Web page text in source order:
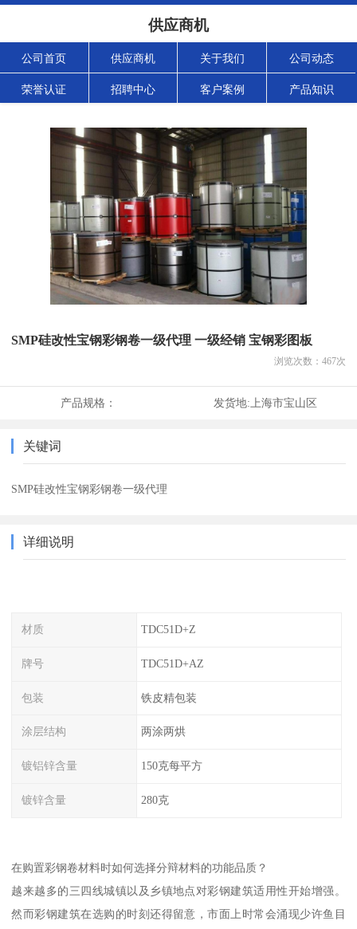
供应商机
公司首页 供应商机 关于我们 公司动态
荣誉认证 招聘中心 客户案例 产品知识
SMP硅改性宝钢彩钢卷一级代理 一级经销 宝钢彩图板
浏览次数： 467次
产品规格： 发货地: 上海市宝山区
关键词
SMP硅改性宝钢彩钢卷一级代理
详细说明
材质 TDC51D+Z
牌号 TDC51D+AZ
包装 铁皮精包装
涂层结构 两涂两烘
镀铝锌含量 150克每平方
镀锌含量 280克
在购置彩钢卷材料时如何选择分辩材料的功能品质？
越来越多的三四线城镇以及乡镇地点对彩钢建筑适用性开始增强。
然而彩钢建筑在选购的时刻还得留意，市面上时常会涌现少许鱼目